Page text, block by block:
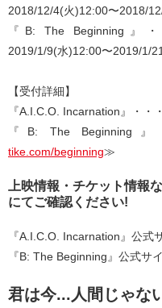
2018/12/4(火)12:00〜2018/
『B: The Beginning
2019/1/9(水)12:00〜2019/1/
【受付詳細】
『A.I.C.O. Incarnation』・・
『B: The
tike.com/beginning≫
上映情報・チケット情報
にてご確認ください!
『A.I.C.O. Incarnation』公式
『B: The Beginning』公式サ
君は今...人間じゃな